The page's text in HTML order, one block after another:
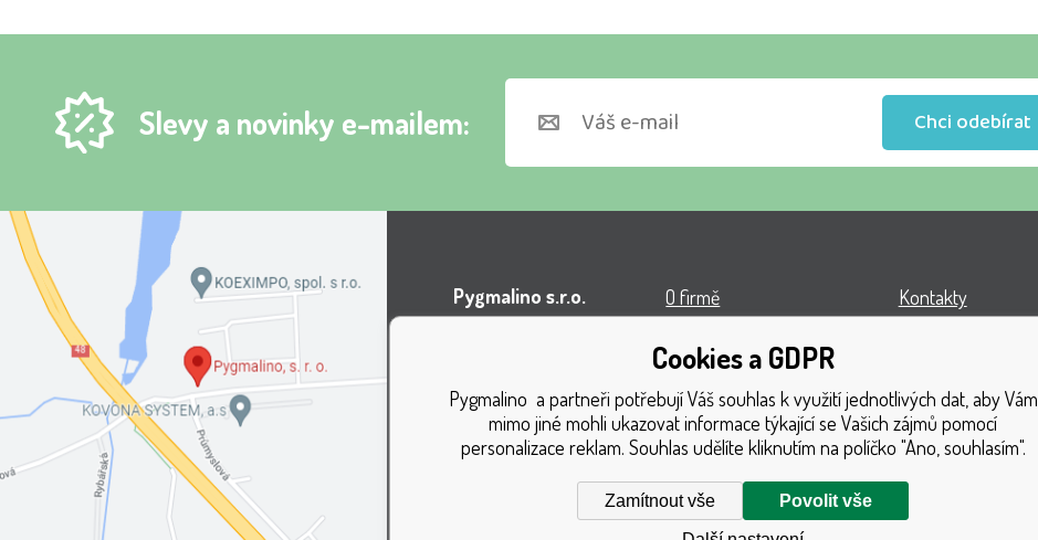
Slevy a novinky e-mailem: Chci odebírat
Pygmalino s.r.o.
737 01 Český Těšín
O firmě
Doprava
Platba
GDPR
Reklamační řád
Kontakty
Katalog hraček
Mapa stránek
Cookies a GDPR
Pygmalino a partneři potřebují Váš souhlas k využití jednotlivých dat, aby Vám
mimo jiné mohli ukazovat informace týkající se Vašich zájmů pomocí
personalizace reklam. Souhlas udělíte kliknutím na políčko "Ano, souhlasím".
Zamítnout vše Povolit vše